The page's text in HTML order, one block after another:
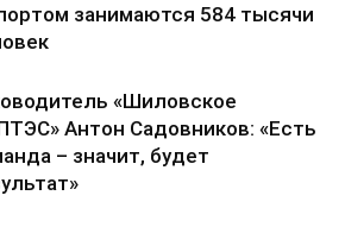
занимаются 584 тысячи
«Шиловское
Антон Садовников: «Есть
– значит, будет